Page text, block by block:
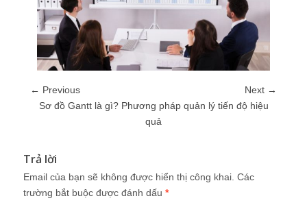
← Previous
Next →
Sơ đồ Gantt là gì? Phương pháp quản lý tiến độ hiệu
quả
Trả lời
Email của bạn sẽ không được hiển thị công khai. Các
trường bắt buộc được đánh dấu *